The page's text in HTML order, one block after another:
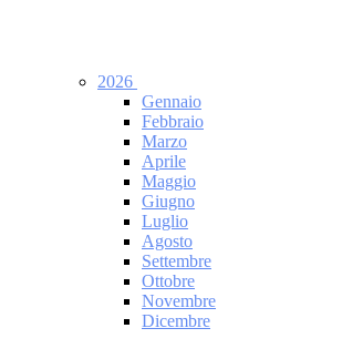
2026
Gennaio
Febbraio
Marzo
Aprile
Maggio
Giugno
Luglio
Agosto
Settembre
Ottobre
Novembre
Dicembre